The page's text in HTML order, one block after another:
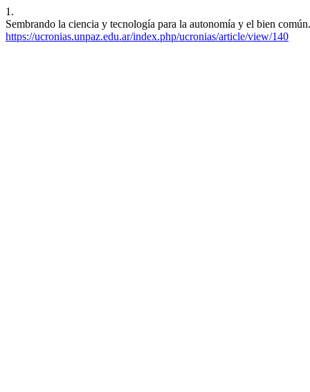
1.
Sembrando la ciencia y tecnología para la autonomía y el bien
https://ucronias.unpaz.edu.ar/index.php/ucronias/article/view/140